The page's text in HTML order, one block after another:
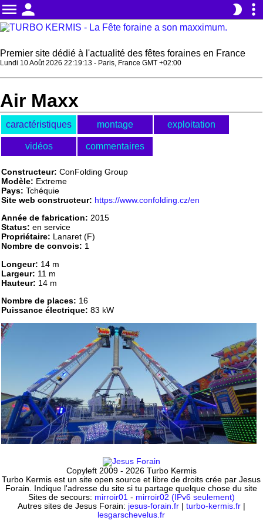
menu person brightness_2 more_vert
Premier site dédié à l'actualité des fêtes foraines en France
Lundi 10 Août 2026 22:19:13 - Paris, France GMT +02:00
Air Maxx
caractéristiques montage exploitation
vidéos commentaires
Constructeur: ConFolding Group
Modèle: Extreme
Pays: Tchéquie
Site web constructeur: https://www.confolding.cz/en
Année de fabrication: 2015
Status: en service
Propriétaire: Lanaret (F)
Nombre de convois: 1
Longeur: 14 m
Largeur: 11 m
Hauteur: 14 m
Nombre de places: 16
Puissance électrique: 83 kW
Copyleft 2009 - 2026 Turbo Kermis
Turbo Kermis est un site open source et libre de droits crée par Jesus
Forain. Indique l'adresse du site si tu partage quelque chose du site
Sites de secours: mirroir01- mirroir02 (IPv6 seulement)
Autres sites de Jesus Forain: jesus-forain.fr| turbo-kermis.fr|
lesgarschevelus.fr